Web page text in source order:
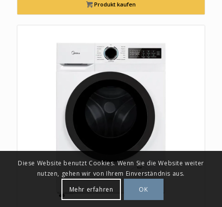
Produkt kaufen
Diese Website benutzt Cookies. Wenn Sie die Website weiter
nutzen, gehen wir von Ihrem Einverständnis aus.
Mehr erfahren
OK